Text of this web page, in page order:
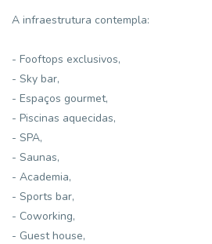
A infraestrutura contempla:
- Fooftops exclusivos,
- Sky bar,
- Espaços gourmet,
- Piscinas aquecidas,
- SPA,
- Saunas,
- Academia,
- Sports bar,
- Coworking,
- Guest house,